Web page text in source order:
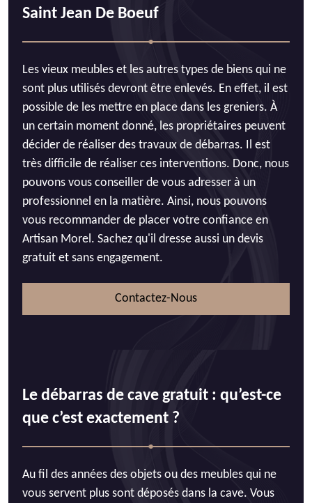
Saint Jean De Boeuf
Les vieux meubles et les autres types de biens qui ne
sont plus utilisés devront être enlevés. En effet, il est
possible de les mettre en place dans les greniers. À
un certain moment donné, les propriétaires peuvent
décider de réaliser des travaux de débarras. Il est
très difficile de réaliser ces interventions. Donc, nous
pouvons vous conseiller de vous adresser à un
professionnel en la matière. Ainsi, nous pouvons
vous recommander de placer votre confiance en
Artisan Morel. Sachez qu'il dresse aussi un devis
gratuit et sans engagement.
Contactez-Nous
Le débarras de cave gratuit : qu’est-ce
que c’est exactement ?
Au fil des années des objets ou des meubles qui ne
vous servent plus sont déposés dans la cave. Vous